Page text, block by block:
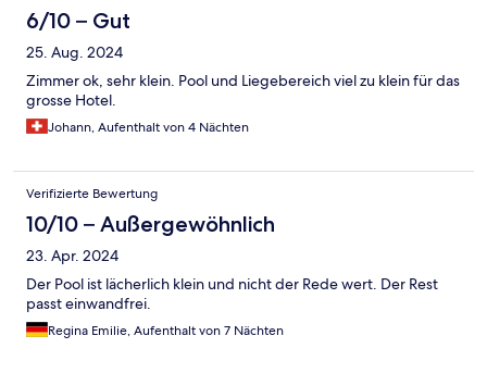
6/10 – Gut
25. Aug. 2024
Zimmer ok, sehr klein. Pool und Liegebereich viel zu klein für das
grosse Hotel.
Johann, Aufenthalt von 4 Nächten
Verifizierte Bewertung
10/10 – Außergewöhnlich
23. Apr. 2024
Der Pool ist lächerlich klein und nicht der Rede wert. Der Rest
passt einwandfrei.
Regina Emilie, Aufenthalt von 7 Nächten